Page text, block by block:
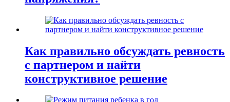
Как правильно обсуждать ревность
с партнером и найти
конструктивное решение